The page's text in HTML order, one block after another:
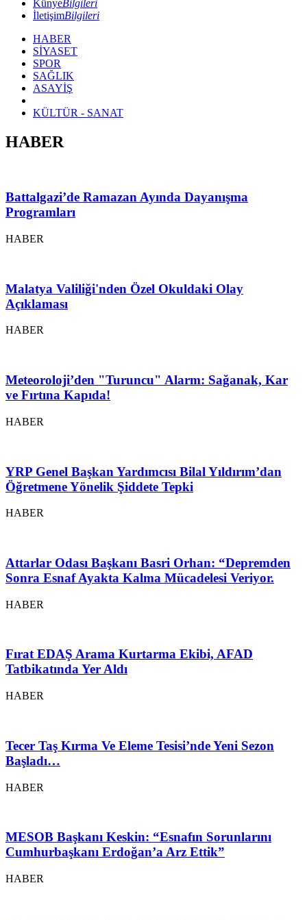
KünyeBilgileri
İletişimBilgileri
HABER
SİYASET
SPOR
SAĞLIK
ASAYİŞ
KÜLTÜR - SANAT
HABER
Battalgazi’de Ramazan Ayında Dayanışma
Programları
HABER
Malatya Valiliği'nden Özel Okuldaki Olay
Açıklaması
HABER
Meteoroloji’den "Turuncu" Alarm: Sağanak, Kar
ve Fırtına Kapıda!
HABER
YRP Genel Başkan Yardımcısı Bilal Yıldırım’dan
Öğretmene Yönelik Şiddete Tepki
HABER
Attarlar Odası Başkanı Basri Orhan: “Depremden
Sonra Esnaf Ayakta Kalma Mücadelesi Veriyor.
HABER
Fırat EDAŞ Arama Kurtarma Ekibi, AFAD
Tatbikatında Yer Aldı
HABER
Tecer Taş Kırma Ve Eleme Tesisi’nde Yeni Sezon
Başladı…
HABER
MESOB Başkanı Keskin: “Esnafın Sorunlarını
Cumhurbaşkanı Erdoğan’a Arz Ettik”
HABER